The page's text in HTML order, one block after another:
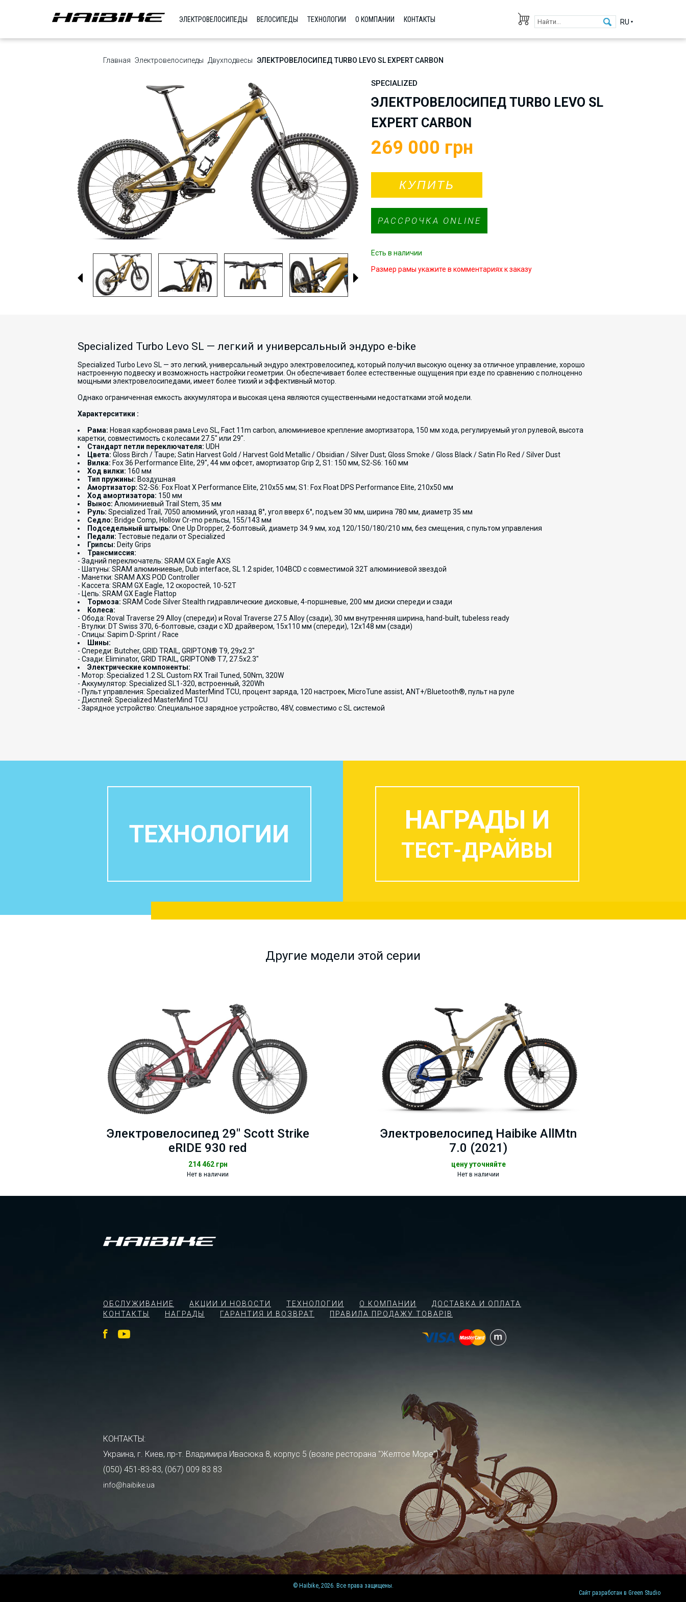
ЭЛЕКТРОВЕЛОСИПЕДЫ ВЕЛОСИПЕДЫ ТЕХНОЛОГИИ О КОМПАНИИ КОНТАКТЫ RU
Главная Электровелосипеды Двухподвесы ЭЛЕКТРОВЕЛОСИПЕД TURBO LEVO SL EXPERT CARBON
SPECIALIZED
ЭЛЕКТРОВЕЛОСИПЕД TURBO LEVO SL
EXPERT CARBON
269 000 грн
КУПИТЬ
РАССРОЧКА ONLINE
Есть в наличии
Размер рамы укажите в комментариях к заказу
Specialized Turbo Levo SL — легкий и универсальный эндуро e-bike
Specialized Turbo Levo SL — это легкий, универсальный эндуро электровелосипед, который получил высокую оценку за отличное управление, хорошо
настроенную подвеску и возможность настройки геометрии. Он обеспечивает более естественные ощущения при езде по сравнению с полноценно
мощными электровелосипедами, имеет более тихий и эффективный мотор.
Однако ограниченная емкость аккумулятора и высокая цена являются существенными недостатками этой модели.
Характерситики :
Рама: Новая карбоновая рама Levo SL, Fact 11m carbon, алюминиевое крепление амортизатора, 150 мм хода, регулируемый угол рулевой, высота
каретки, совместимость с колесами 27.5" или 29".
Стандарт петли переключателя: UDH
Цвета: Gloss Birch / Taupe; Satin Harvest Gold / Harvest Gold Metallic / Obsidian / Silver Dust; Gloss Smoke / Gloss Black / Satin Flo Red / Silver Dust
Вилка: Fox 36 Performance Elite, 29", 44 мм офсет, амортизатор Grip 2, S1: 150 мм, S2-S6: 160 мм
Ход вилки: 160 мм
Тип пружины: Воздушная
Амортизатор: S2-S6: Fox Float X Performance Elite, 210x55 мм; S1: Fox Float DPS Performance Elite, 210x50 мм
Ход амортизатора: 150 мм
Вынос: Алюминиевый Trail Stem, 35 мм
Руль: Specialized Trail, 7050 алюминий, угол назад 8°, угол вверх 6°, подъем 30 мм, ширина 780 мм, диаметр 35 мм
Седло: Bridge Comp, Hollow Cr-mo рельсы, 155/143 мм
Подседельный штырь: One Up Dropper, 2-болтовый, диаметр 34.9 мм, ход 120/150/180/210 мм, без смещения, с пультом управления
Педали: Тестовые педали от Specialized
Грипсы: Deity Grips
Трансмиссия:
- Задний переключатель: SRAM GX Eagle AXS
- Шатуны: SRAM алюминиевые, Dub interface, SL 1.2 spider, 104BCD с совместимой 32T алюминиевой звездой
- Манетки: SRAM AXS POD Controller
- Кассета: SRAM GX Eagle, 12 скоростей, 10-52T
- Цепь: SRAM GX Eagle Flattop
Тормоза: SRAM Code Silver Stealth гидравлические дисковые, 4-поршневые, 200 мм диски спереди и сзади
Колеса:
- Обода: Roval Traverse 29 Alloy (спереди) и Roval Traverse 27.5 Alloy (сзади), 30 мм внутренняя ширина, hand-built, tubeless ready
- Втулки: DT Swiss 370, 6-болтовые, сзади с XD драйвером, 15x110 мм (спереди), 12x148 мм (сзади)
- Спицы: Sapim D-Sprint / Race
Шины:
- Спереди: Butcher, GRID TRAIL, GRIPTON® T9, 29x2.3"
- Сзади: Eliminator, GRID TRAIL, GRIPTON® T7, 27.5x2.3"
Электрические компоненты:
- Мотор: Specialized 1.2 SL Custom RX Trail Tuned, 50Nm, 320W
- Аккумулятор: Specialized SL1-320, встроенный, 320Wh
- Пульт управления: Specialized MasterMind TCU, процент заряда, 120 настроек, MicroTune assist, ANT+/Bluetooth®, пульт на руле
- Дисплей: Specialized MasterMind TCU
- Зарядное устройство: Специальное зарядное устройство, 48V, совместимо с SL системой
ТЕХНОЛОГИИ НАГРАДЫ И
ТЕСТ-ДРАЙВЫ
Другие модели этой серии
Электровелосипед 29" Scott Strike
eRIDE 930 red
214 462 грн
Нет в наличии
Электровелосипед Haibike AllMtn
7.0 (2021)
цену уточняйте
Нет в наличии
ОБСЛУЖИВАНИЕ АКЦИИ И НОВОСТИ ТЕХНОЛОГИИ О КОМПАНИИ
ДОСТАВКА И ОПЛАТА
КОНТАКТЫ
НАГРАДЫ ГАРАНТИЯ И ВОЗВРАТ ПРАВИЛА ПРОДАЖУ ТОВАРІВ
КОНТАКТЫ:
Украина, г. Киев, пр-т. Владимира Ивасюка 8, корпус 5 (возле ресторана "Желтое Море")
(050) 451-83-83, (067) 009 83 83
info@haibike.ua
© Haibike, 2026. Все права защищены.
Сайт разработан в Green Studio